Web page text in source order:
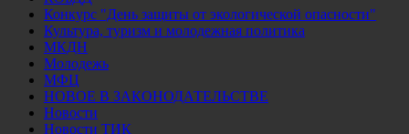
Конкурс "День защиты от экологической опасности"
Культура, туризм и молодежная политика
МКДН
Молодежь
МФЦ
НОВОЕ В ЗАКОНОДАТЕЛЬСТВЕ
Новости
Новости ТИК